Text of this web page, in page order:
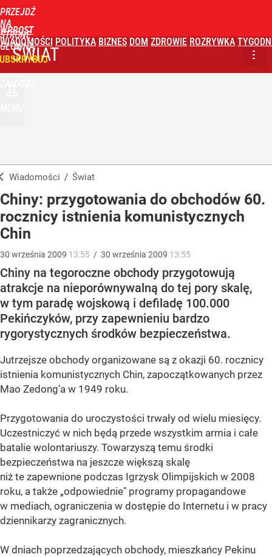
PRZEJDŹ
NA
STRONĘ
GŁÓWNĄ
WPROST
WIADOMOŚCI POLITYKA BIZNES DOM ZDROWIE ROZRYWKA
ŚWIAT
Wiadomości / Świat
Chiny: przygotowania do obchodów 60.
rocznicy istnienia komunistycznych
Chin
30 września 2009 13:55 / 30 września 2009 13:55
Chiny na tegoroczne obchody przygotowują
atrakcje na nieporównywalną do tej pory skalę,
w tym paradę wojskową i defiladę 100.000
Pekińczyków, przy zapewnieniu bardzo
rygorystycznych środków bezpieczeństwa.
Jutrzejsze obchody organizowane są z okazji 60. rocznicy
istnienia komunistycznych Chin, zapoczątkowanych przez
Mao Zedong’a w 1949 roku.
Przygotowania do uroczystości trwały od wielu miesięcy.
Uczestniczyć w nich będą przede wszystkim armia i całe
batalie wolontariuszy. Towarzyszą temu środki
bezpieczeństwa na jeszcze większą skalę
niż te zapewnione podczas Igrzysk Olimpijskich w 2008
roku, a także „odpowiednie" programy propagandowe
w mediach, ograniczenia w dostępie do Internetu i w pracy
dziennikarzy zagranicznych.
W dniach poprzedzających obchody, mieszkańcy Pekinu